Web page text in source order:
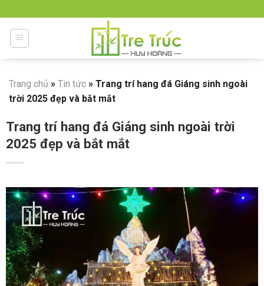
to
content
Trang chủ » Tin tức » Trang trí hang đá Giáng sinh ngoài
trời 2025 đẹp và bắt mắt
Trang trí hang đá Giáng sinh ngoài trời
2025 đẹp và bắt mắt